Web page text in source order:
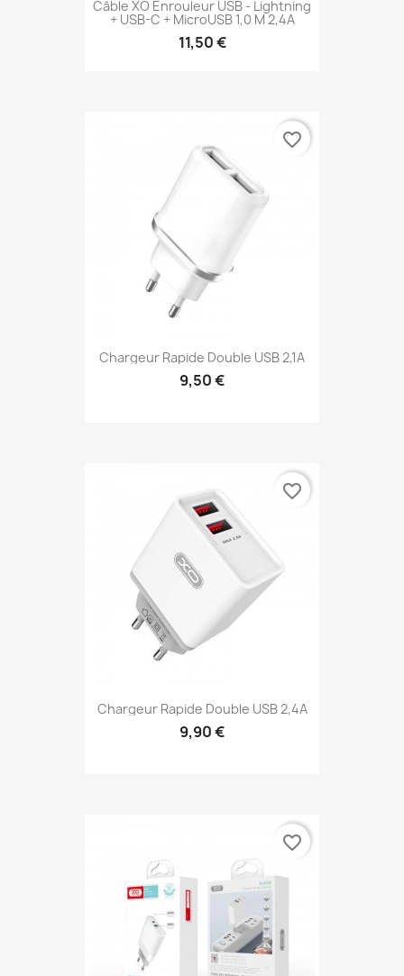
Câble XO Enrouleur USB - Lightning
+ USB-C + MicroUSB 1,0 M 2,4A
11,50 €
Chargeur Rapide Double USB 2,1A
9,50 €
favorite_border
Chargeur Rapide Double USB 2,4A
9,90 €
favorite_border
favorite_border